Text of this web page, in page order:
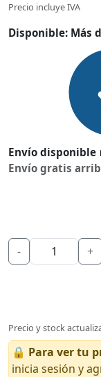
Precio incluye IVA
Disponible: Más
Envío disponible
Envío gratis
- +
Precio y stock
🔒 Para ver tu
inicia sesión y